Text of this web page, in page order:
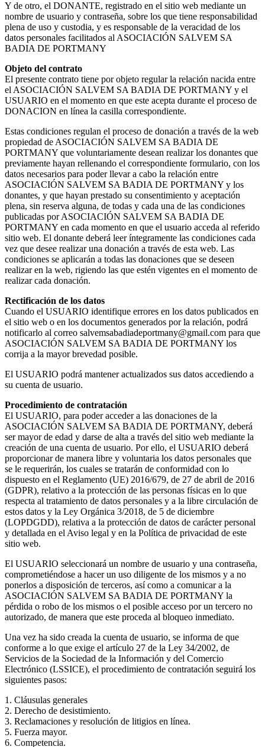
Y de otro, el DONANTE, registrado en el sitio web mediante un
nombre de usuario y contraseña, sobre los que tiene responsabilidad
plena de uso y custodia, y es responsable de la veracidad de los
datos personales facilitados al ASOCIACIÓN SALVEM SA
BADIA DE PORTMANY
Objeto del contrato
El presente contrato tiene por objeto regular la relación nacida entre
el ASOCIACIÓN SALVEM SA BADIA DE PORTMANY y el
USUARIO en el momento en que este acepta durante el proceso de
DONACION en línea la casilla correspondiente.
Estas condiciones regulan el proceso de donación a través de la web
propiedad de ASOCIACIÓN SALVEM SA BADIA DE
PORTMANY que voluntariamente desean realizar los donantes que
previamente hayan rellenando el correspondiente formulario, con los
datos necesarios para poder llevar a cabo la relación entre
ASOCIACIÓN SALVEM SA BADIA DE PORTMANY y los
donantes, y que hayan prestado su consentimiento y aceptación
plena, sin reserva alguna, de todas y cada una de las condiciones
publicadas por ASOCIACIÓN SALVEM SA BADIA DE
PORTMANY en cada momento en que el usuario acceda al referido
sitio web. El donante deberá leer íntegramente las condiciones cada
vez que desee realizar una donación a través de esta web. Las
condiciones se aplicarán a todas las donaciones que se deseen
realizar en la web, rigiendo las que estén vigentes en el momento de
realizar cada donación.
Rectificación de los datos
Cuando el USUARIO identifique errores en los datos publicados en
el sitio web o en los documentos generados por la relación, podrá
notificarlo al correo salvemsabadiadeportmany@gmail.com para que
ASOCIACIÓN SALVEM SA BADIA DE PORTMANY los
corrija a la mayor brevedad posible.
El USUARIO podrá mantener actualizados sus datos accediendo a
su cuenta de usuario.
Procedimiento de contratación
El USUARIO, para poder acceder a las donaciones de la
ASOCIACIÓN SALVEM SA BADIA DE PORTMANY, deberá
ser mayor de edad y darse de alta a través del sitio web mediante la
creación de una cuenta de usuario. Por ello, el USUARIO deberá
proporcionar de manera libre y voluntaria los datos personales que
se le requerirán, los cuales se tratarán de conformidad con lo
dispuesto en el Reglamento (UE) 2016/679, de 27 de abril de 2016
(GDPR), relativo a la protección de las personas físicas en lo que
respecta al tratamiento de datos personales y a la libre circulación de
estos datos y la Ley Orgánica 3/2018, de 5 de diciembre
(LOPDGDD), relativa a la protección de datos de carácter personal
y detallada en el Aviso legal y en la Política de privacidad de este
sitio web.
El USUARIO seleccionará un nombre de usuario y una contraseña,
comprometiéndose a hacer un uso diligente de los mismos y a no
ponerlos a disposición de terceros, así como a comunicar a la
ASOCIACIÓN SALVEM SA BADIA DE PORTMANY la
pérdida o robo de los mismos o el posible acceso por un tercero no
autorizado, de manera que este proceda al bloqueo inmediato.
Una vez ha sido creada la cuenta de usuario, se informa de que
conforme a lo que exige el artículo 27 de la Ley 34/2002, de
Servicios de la Sociedad de la Información y del Comercio
Electrónico (LSSICE), el procedimiento de contratación seguirá los
siguientes pasos:
1. Cláusulas generales
2. Derecho de desistimiento.
3. Reclamaciones y resolución de litigios en línea.
5. Fuerza mayor.
6. Competencia.